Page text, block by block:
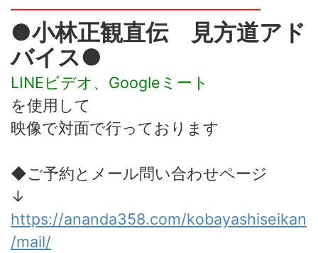
━━━━━━━━━━━━━━━━
●小林正観直伝 見方道アド
バイス●
LINEビデオ、Googleミート
を使用して
映像で対面で行っております
◆ご予約とメール問い合わせページ
↓
https://ananda358.com/kobayashiseikan
/mail/